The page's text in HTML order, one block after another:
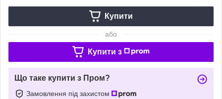
Купити
або
Купити з
Що таке купити з Пром?
Замовлення під захистом